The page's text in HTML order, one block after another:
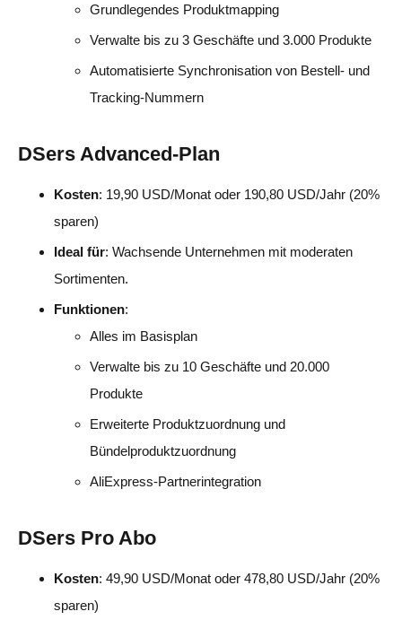
Grundlegendes Produktmapping
Verwalte bis zu 3 Geschäfte und 3.000 Produkte
Automatisierte Synchronisation von Bestell- und
Tracking-Nummern
DSers Advanced-Plan
Kosten: 19,90 USD/Monat oder 190,80 USD/Jahr (20%
sparen)
Ideal für: Wachsende Unternehmen mit moderaten
Sortimenten.
Funktionen:
Alles im Basisplan
Verwalte bis zu 10 Geschäfte und 20.000
Produkte
Erweiterte Produktzuordnung und
Bündelproduktzuordnung
AliExpress-Partnerintegration
DSers Pro Abo
Kosten: 49,90 USD/Monat oder 478,80 USD/Jahr (20%
sparen)